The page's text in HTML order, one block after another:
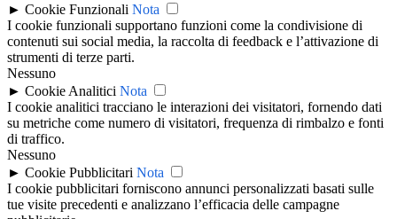
► Cookie Funzionali Nota
I cookie funzionali supportano funzioni come la condivisione di
contenuti sui social media, la raccolta di feedback e l’attivazione di
strumenti di terze parti.
Nessuno
► Cookie Analitici Nota
I cookie analitici tracciano le interazioni dei visitatori, fornendo dati
su metriche come numero di visitatori, frequenza di rimbalzo e fonti
di traffico.
Nessuno
► Cookie Pubblicitari Nota
I cookie pubblicitari forniscono annunci personalizzati basati sulle
tue visite precedenti e analizzano l’efficacia delle campagne